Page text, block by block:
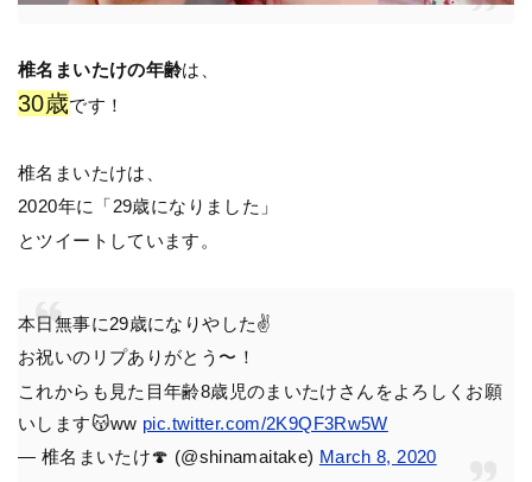
椎名まいたけの年齢は、
30歳です！
椎名まいたけは、
2020年に「29歳になりました」
とツイートしています。
本日無事に29歳になりやした✌️
お祝いのリプありがとう〜！
これからも見た目年齢8歳児のまいたけさんをよろしくお願
いします😽ww pic.twitter.com/2K9QF3Rw5W
— 椎名まいたけ🍄 (@shinamaitake) March 8, 2020